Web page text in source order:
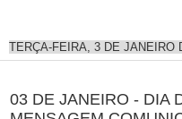
TERÇA-FEIRA, 3 DE JANEIRO
03 DE JANEIRO - DIA